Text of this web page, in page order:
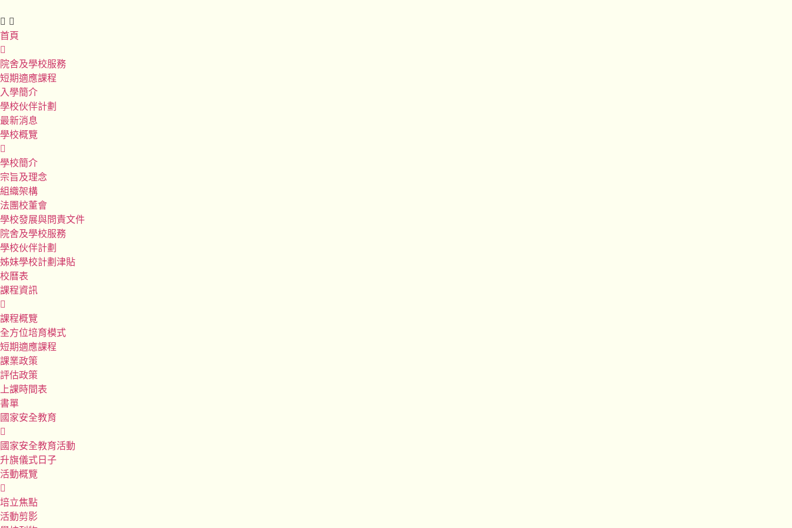
首頁
院舍及學校服務
短期適應課程
入學簡介
學校伙伴計劃
最新消息
學校概覽
學校簡介
宗旨及理念
組織架構
法團校董會
學校發展與問責文件
院舍及學校服務
學校伙伴計劃
姊妹學校計劃津貼
校曆表
課程資訊
課程概覽
全方位培育模式
短期適應課程
課業政策
評估政策
上課時間表
書單
國家安全教育
國家安全教育活動
升旗儀式日子
活動概覽
培立焦點
活動剪影